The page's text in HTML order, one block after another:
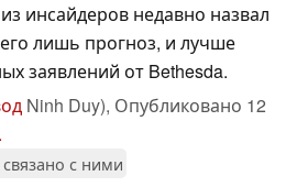
инсайдеров недавно назвал
лишь прогноз, и лучше
заявлений от Bethesda.
Ninh Duy), Опубликовано 12
с ними